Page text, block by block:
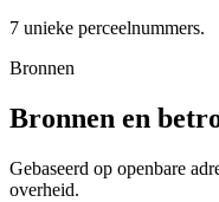
7 unieke perceelnummers.
Bronnen
Bronnen en
Gebaseerd op openbare
overheid.